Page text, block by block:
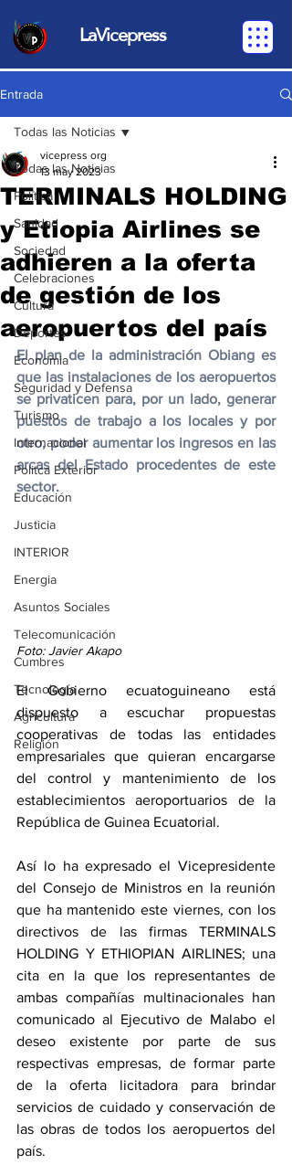
LaVicepress
Entrada
Todas las Noticias
Política
Sanidad
Sociedad
Celebraciones
Cultura
Deportes
Economia
Seguridad y Defensa
Turismo
Internacional
Politca Exterior
Educación
Justicia
INTERIOR
Energia
Asuntos Sociales
Telecomunicación
Cumbres
Tecnología
Agricultura
Religión
Todas las Noticias
TERMINALS HOLDING
y Etiopia Airlines se
adhieren a la oferta
de gestión de los
aeropuertos del país
vicepress org
13 may 2023
El plan de la administración Obiang es
que las instalaciones de los aeropuertos
se privaticen para, por un lado, generar
puestos de trabajo a los locales y por
otro, poder aumentar los ingresos en las
arcas del Estado procedentes de este
sector.
Foto: Javier Akapo
El Gobierno ecuatoguineano está
dispuesto a escuchar propuestas
cooperativas de todas las entidades
empresariales que quieran encargarse
del control y mantenimiento de los
establecimientos aeroportuarios de la
República de Guinea Ecuatorial.
Así lo ha expresado el Vicepresidente
del Consejo de Ministros en la reunión
que ha mantenido este viernes, con los
directivos de las firmas TERMINALS
HOLDING Y ETHIOPIAN AIRLINES; una
cita en la que los representantes de
ambas compañías multinacionales han
comunicado al Ejecutivo de Malabo el
deseo existente por parte de sus
respectivas empresas, de formar parte
de la oferta licitadora para brindar
servicios de cuidado y conservación de
las obras de todos los aeropuertos del
país.